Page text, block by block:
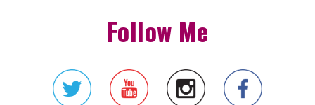
Follow Me